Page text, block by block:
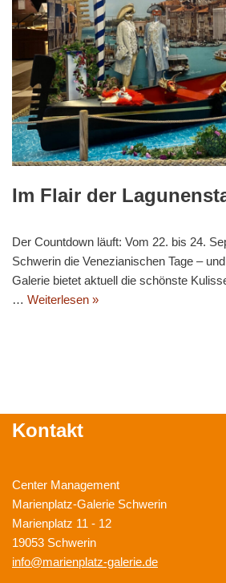
Im Flair der
Der Countdown läuft: Vom 22. bis 24.
Schwerin die Venezianischen Tage –
Galerie bietet aktuell die schönste
… Weiterlesen »
Kontakt
Center Management
Marienplatz-Galerie Schwerin
Marienplatz 11 - 12
19053 Schwerin
info@marienplatz-galerie.de